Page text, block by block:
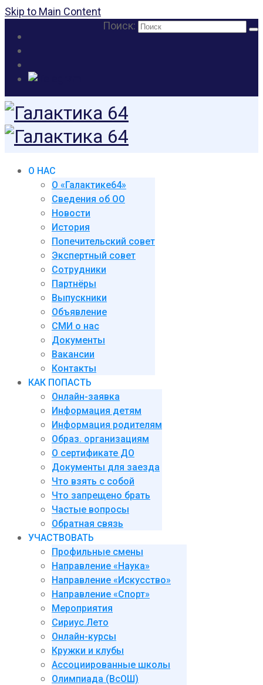
Skip to Main Content
Поиск:
О НАС
О «Галактике64»
Сведения об ОО
Новости
История
Попечительский совет
Экспертный совет
Сотрудники
Партнёры
Выпускники
Объявление
СМИ о нас
Документы
Вакансии
Контакты
КАК ПОПАСТЬ
Онлайн-заявка
Информация детям
Информация родителям
Образ. организациям
О сертификате ДО
Документы для заезда
Что взять с собой
Что запрещено брать
Частые вопросы
Обратная связь
УЧАСТВОВАТЬ
Профильные смены
Направление «Наука»
Направление «Искусство»
Направление «Спорт»
Мероприятия
Сириус.Лето
Онлайн-курсы
Кружки и клубы
Ассоциированные школы
Олимпиада (ВсОШ)